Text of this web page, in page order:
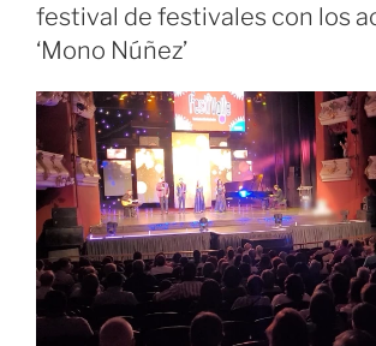
festival de festivales con los
‘Mono Núñez’